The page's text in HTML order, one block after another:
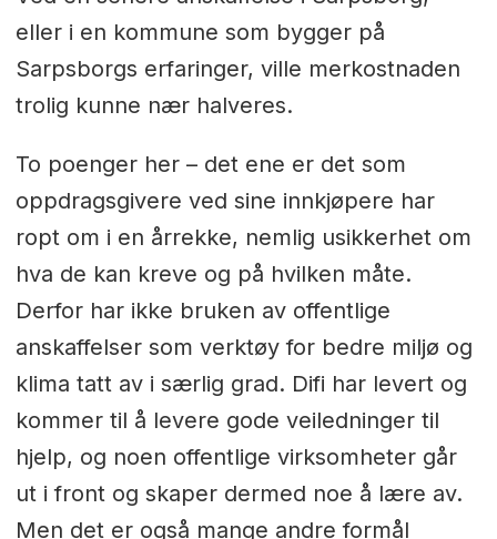
eller i en kommune som bygger på
Sarpsborgs erfaringer, ville merkostnaden
trolig kunne nær halveres.
To poenger her – det ene er det som
oppdragsgivere ved sine innkjøpere har
ropt om i en årrekke, nemlig usikkerhet om
hva de kan kreve og på hvilken måte.
Derfor har ikke bruken av offentlige
anskaffelser som verktøy for bedre miljø og
klima tatt av i særlig grad. Difi har levert og
kommer til å levere gode veiledninger til
hjelp, og noen offentlige virksomheter går
ut i front og skaper dermed noe å lære av.
Men det er også mange andre formål